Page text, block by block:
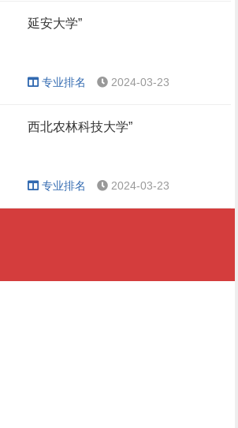
延安大学”
专业排名 2024-03-23
西北农林科技大学”
专业排名 2024-03-23